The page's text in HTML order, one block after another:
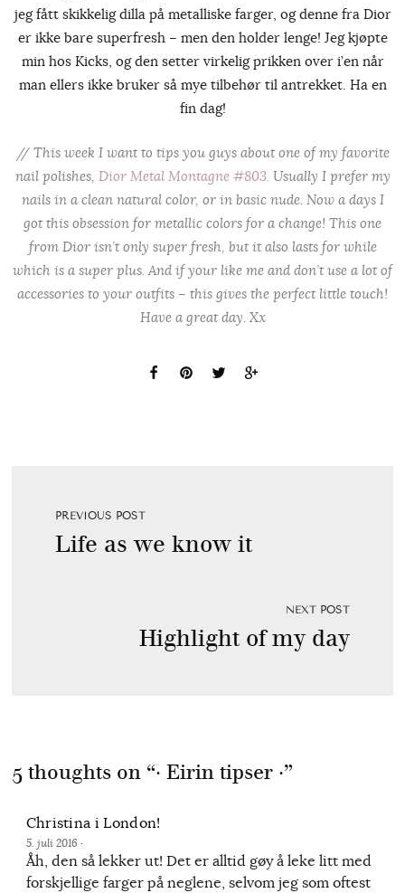
jeg fått skikkelig dilla på metalliske farger, og denne fra Dior
er ikke bare superfresh – men den holder lenge! Jeg kjøpte
min hos Kicks, og den setter virkelig prikken over i’en når
man ellers ikke bruker så mye tilbehør til antrekket. Ha en
fin dag!
// This week I want to tips you guys about one of my favorite
nail polishes, Dior Metal Montagne #803. Usually I prefer my
nails in a clean natural color, or in basic nude. Now a days I
got this obsession for metallic colors for a change! This one
from Dior isn’t only super fresh, but it also lasts for while
which is a super plus. And if your like me and don’t use a lot of
accessories to your outfits – this gives the perfect little touch!
Have a great day. Xx
PREVIOUS POST
Life as we know it
NEXT POST
Highlight of my day
5 thoughts on “· Eirin tipser ·”
Christina i London!
5. juli 2016 ·
Åh, den så lekker ut! Det er alltid gøy å leke litt med
forskjellige farger på neglene, selvom jeg som oftest